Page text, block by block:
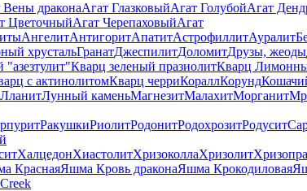
Вены драконаАгат ГлазковыйАгат ГолубойАгат
ЦветочныйАгат ЧерепаховыйАгат
АнгелитАнтигоритАпатитАстрофиллитАуралит
хрустальГранатДжеспилитДоломитДрузы, жеоды
Кварц зеленый празиолитКварц
с актинолитомКварц черриКораллКорунд
ЛланитЛунный каменьМагнезитМалахитМорганит
РакушкиРиолитРодонитРодохрозитРодусит
ХалцедонХиастолитХризоколлаХризолит
КраснаяЯшма Кровь драконаЯшма Крокодиловая